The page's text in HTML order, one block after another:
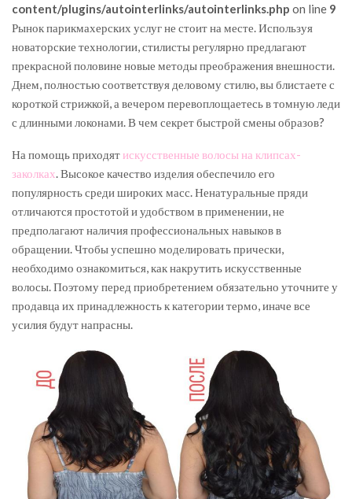
content/plugins/autointerlinks/autointerlinks.php on line 9
Рынок парикмахерских услуг не стоит на месте. Используя
новаторские технологии, стилисты регулярно предлагают
прекрасной половине новые методы преображения внешности.
Днем, полностью соответствуя деловому стилю, вы блистаете с
короткой стрижкой, а вечером перевоплощаетесь в томную леди
с длинными локонами. В чем секрет быстрой смены образов?
На помощь приходятискусственные волосы на клипсах-
заколках. Высокое качество изделия обеспечило его
популярность среди широких масс. Ненатуральные пряди
отличаются простотой и удобством в применении, не
предполагают наличия профессиональных навыков в
обращении. Чтобы успешно моделировать прически,
необходимо ознакомиться, как накрутить искусственные
волосы. Поэтому перед приобретением обязательно уточните у
продавца их принадлежность к категории термо, иначе все
усилия будут напрасны.